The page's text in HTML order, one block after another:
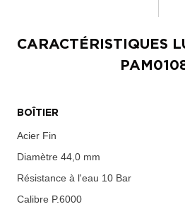
CARACTÉRISTIQUES
BOÎTIER
Acier Fin
Diamètre 44,0 mm
Résistance à l'eau 10 Bar
Calibre P.6000